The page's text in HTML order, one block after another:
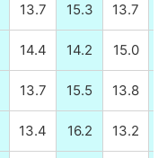
13.7 15.3 13.7
14.4 14.2 15.0
13.7 15.5 13.8
13.4 16.2 13.2